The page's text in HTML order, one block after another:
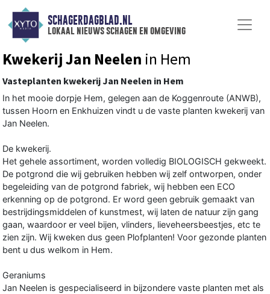
SCHAGERDAGBLAD.NL
lokaal nieuws schagen en omgeving
Kwekerij Jan Neelen in Hem
Vasteplanten kwekerij Jan Neelen in Hem
In het mooie dorpje Hem, gelegen aan de Koggenroute (ANWB),
tussen Hoorn en Enkhuizen vindt u de vaste planten kwekerij van
Jan Neelen.
De kwekerij.
Het gehele assortiment, worden volledig BIOLOGISCH gekweekt.
De potgrond die wij gebruiken hebben wij zelf ontworpen, onder
begeleiding van de potgrond fabriek, wij hebben een ECO
erkenning op de potgrond. Er word geen gebruik gemaakt van
bestrijdingsmiddelen of kunstmest, wij laten de natuur zijn gang
gaan, waardoor er veel bijen, vlinders, lieveheersbeestjes, etc te
zien zijn. Wij kweken dus geen Plofplanten! Voor gezonde planten
bent u dus welkom in Hem.
Geraniums
Jan Neelen is gespecialiseerd in bijzondere vaste planten met als